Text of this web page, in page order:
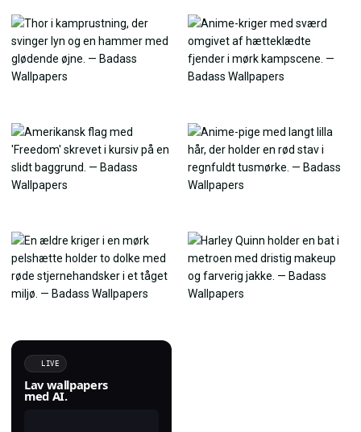
LIVE
Lav wallpapers
med AI.